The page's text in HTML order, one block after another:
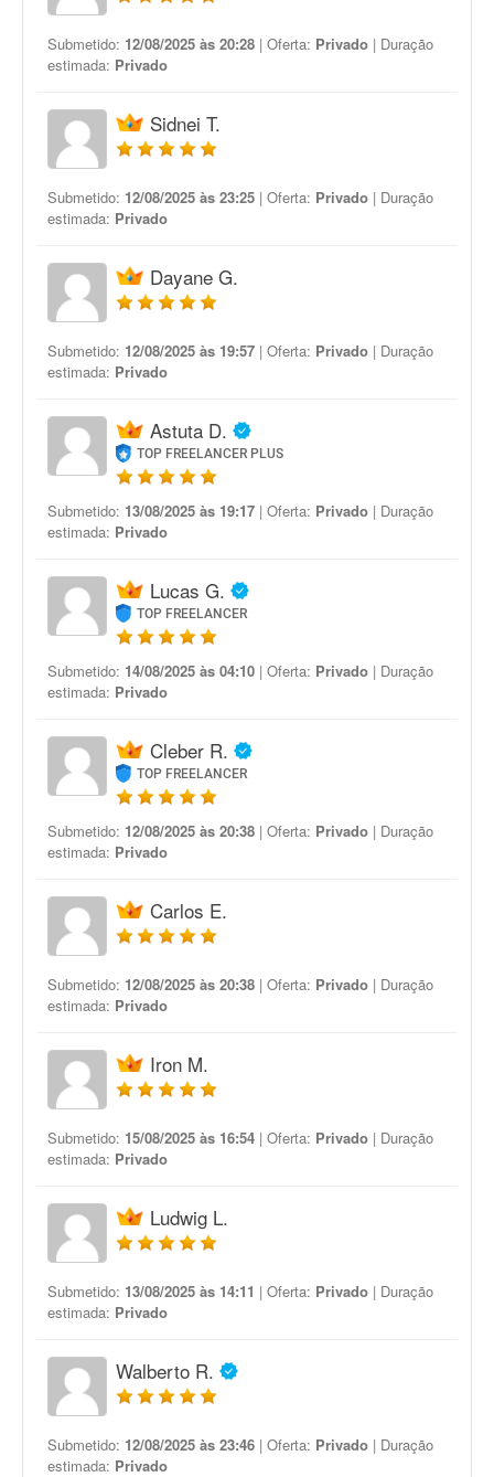
Submetido: 12/08/2025 às 20:28 | Oferta: Privado | Duração
estimada: Privado
Sidnei T.
Submetido: 12/08/2025 às 23:25 | Oferta: Privado | Duração
estimada: Privado
Dayane G.
Submetido: 12/08/2025 às 19:57 | Oferta: Privado | Duração
estimada: Privado
Astuta D.
TOP FREELANCER PLUS
Submetido: 13/08/2025 às 19:17 | Oferta: Privado | Duração
estimada: Privado
Lucas G.
TOP FREELANCER
Submetido: 14/08/2025 às 04:10 | Oferta: Privado | Duração
estimada: Privado
Cleber R.
TOP FREELANCER
Submetido: 12/08/2025 às 20:38 | Oferta: Privado | Duração
estimada: Privado
Carlos E.
Submetido: 12/08/2025 às 20:38 | Oferta: Privado | Duração
estimada: Privado
Iron M.
Submetido: 15/08/2025 às 16:54 | Oferta: Privado | Duração
estimada: Privado
Ludwig L.
Submetido: 13/08/2025 às 14:11 | Oferta: Privado | Duração
estimada: Privado
Walberto R.
Submetido: 12/08/2025 às 23:46 | Oferta: Privado | Duração
estimada: Privado